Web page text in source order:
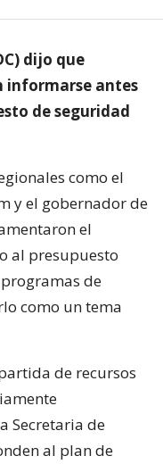
dijo que
informarse antes
de seguridad
como el
y el gobernador de
el
al presupuesto
de
como un tema
de recursos
Secretaria de
al plan de